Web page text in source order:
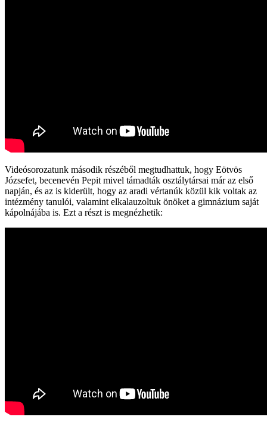
Videósorozatunk második részéből megtudhattuk, hogy Eötvös
Józsefet, becenevén Pepit mivel támadták osztálytársai már az első
napján, és az is kiderült, hogy az aradi vértanúk közül kik voltak az
intézmény tanulói, valamint elkalauzoltuk önöket a gimnázium saját
kápolnájába is. Ezt a részt is megnézhetik: